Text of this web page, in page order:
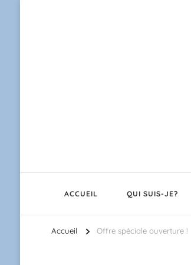
ACCUEIL QUI SUIS-JE?
Accueil Offre spéciale ouverture !